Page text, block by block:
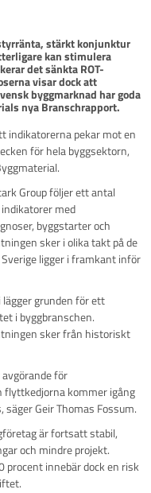
stärkt konjunktur
kan stimulera
det sänkta ROT-
visar dock att
byggmarknad har goda
nya Branschrapport.
indikatorerna pekar mot en
för hela byggsektorn,
Group följer ett antal
med
byggstarter och
sker i olika takt på de
ligger i framkant inför
grunden för ett
i byggbranschen.
sker från historiskt
för
flyttkedjorna kommer igång
Geir Thomas Fossum.
är fortsatt stabil,
och mindre projekt.
procent innebär dock en risk